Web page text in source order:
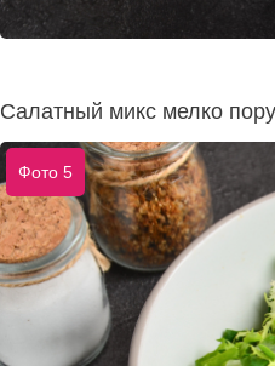
Салатный микс мелко
Фото 5